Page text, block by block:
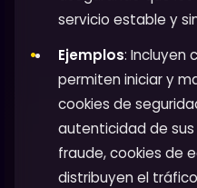
servicio estable y
Ejemplos: Incluyen
permiten iniciar y
cookies de
autenticidad de
fraude, cookies de
distribuyen el